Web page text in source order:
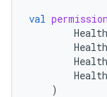
val
)